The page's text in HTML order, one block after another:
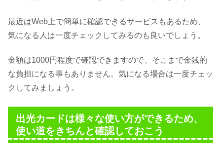
最近はWeb上で簡単に確認できるサービスもあるため、
気になる人は一度チェックしてみるのも良いでしょう。
金額は1000円程度で確認できますので、そこまで金銭的
な負担になる事もありません。気になる場合は一度チェッ
クしてみましょう。
出光カードは様々な使い方ができるため、
使い道をきちんと確認しておこう